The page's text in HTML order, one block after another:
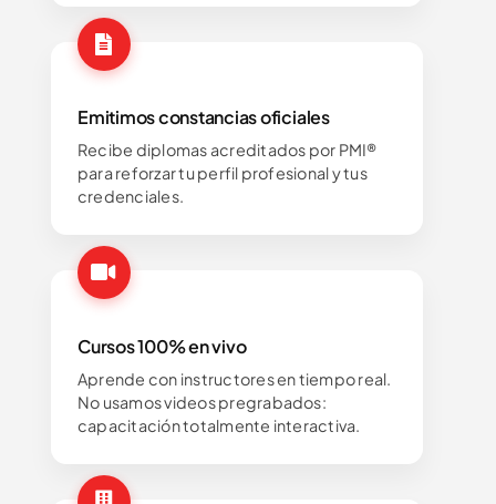
Emitimos constancias oficiales
Recibe diplomas acreditados por PMI®
para reforzar tu perfil profesional y tus
credenciales.
Cursos 100% en vivo
Aprende con instructores en tiempo real.
No usamos videos pregrabados:
capacitación totalmente interactiva.